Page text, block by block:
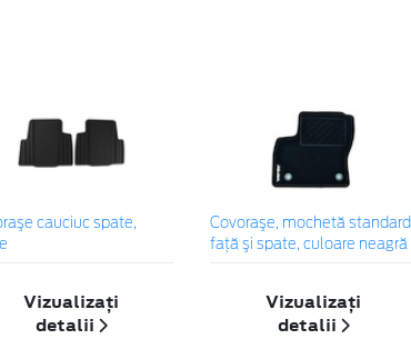
cauciuc spate,
Vizualizați
detalii
Covoraşe, mochetă standard
faţă şi spate, culoare neagră
Vizualizați
detalii